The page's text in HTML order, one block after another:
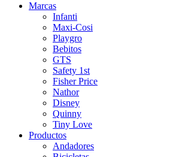
Marcas
Infanti
Maxi-Cosi
Playgro
Bebitos
GTS
Safety 1st
Fisher Price
Nathor
Disney
Quinny
Tiny Love
Productos
Andadores